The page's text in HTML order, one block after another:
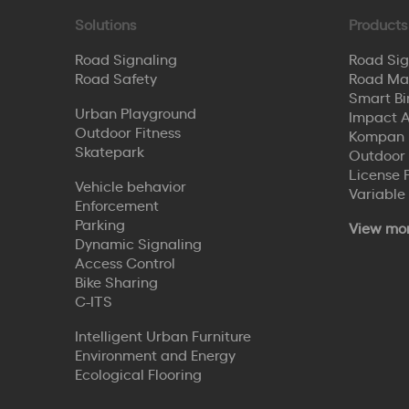
Solutions
Road Signaling
Road Safety
Urban Playground
Outdoor Fitness
Skatepark
Vehicle behavior
Enforcement
Parking
Dynamic Signaling
Access Control
Bike Sharing
C-ITS
Intelligent Urban Furniture
Environment and Energy
Ecological Flooring
Products
Road
Road
Smart
Impact
Outdoor
License
Variable
View